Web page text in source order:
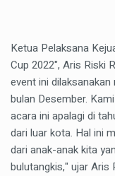
Ketua Pelaksana
Cup 2022", Aris Riski
event ini
bulan Desember.
acara ini apalagi di
dari luar kota. Hal ini
dari anak-anak kita
bulutangkis," ujar Aris